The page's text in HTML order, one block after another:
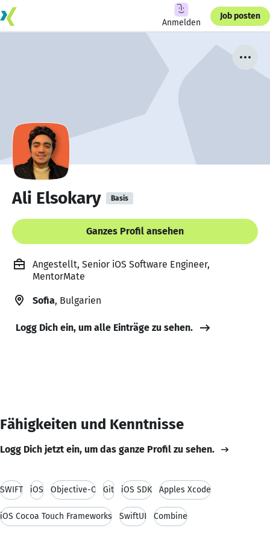
Anmelden
Job posten
Ali Elsokary Basis
Ganzes Profil ansehen
Angestellt, Senior iOS Software Engineer,
MentorMate
Sofia, Bulgarien
Logg Dich ein, um alle Einträge zu sehen.
Fähigkeiten und Kenntnisse
Logg Dich jetzt ein, um das ganze Profil zu sehen.
SWIFT iOS Objective-C Git iOS SDK Apples Xcode
iOS Cocoa Touch Frameworks SwiftUI Combine